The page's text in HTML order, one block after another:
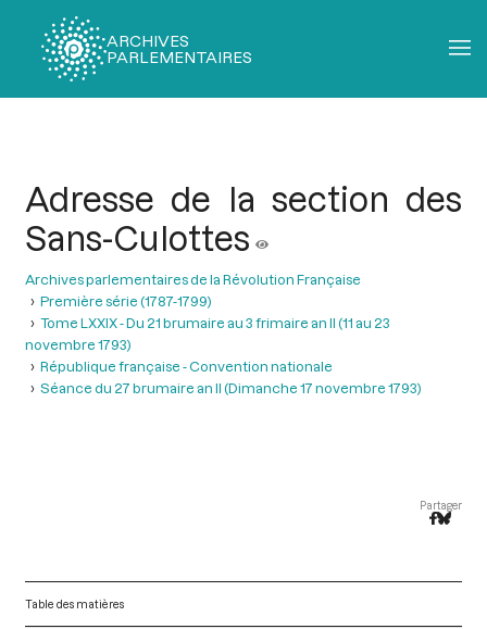
ARCHIVES
PARLEMENTAIRES
Adresse de la section des
Sans-Culottes
Archives parlementaires de la Révolution Française
Première série (1787-1799)
Tome LXXIX - Du 21 brumaire au 3 frimaire an II (11 au 23
novembre 1793)
République française - Convention nationale
Séance du 27 brumaire an II (Dimanche 17 novembre 1793)
Partager
Table des matières